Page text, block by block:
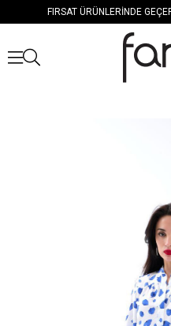
FIRSAT ÜRÜNLERİNDE